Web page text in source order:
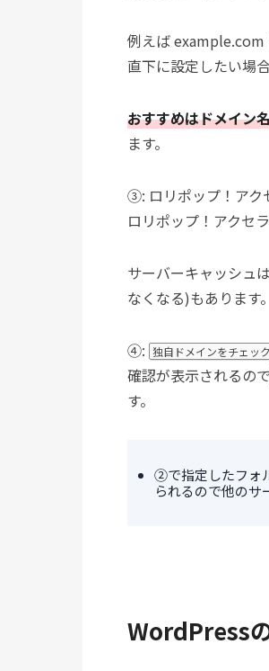
例えば example.com
直下に設定したい場
おすすめはドメイン
ます。
③: ロリポップ！アク
ロリポップ！アクセ
サーバーキャッシュ
なくなる)もあります
④: 独自ドメインをチェッ
確認が表示されるので
す。
②で指定したフォ
られるので他のサ
WordPress